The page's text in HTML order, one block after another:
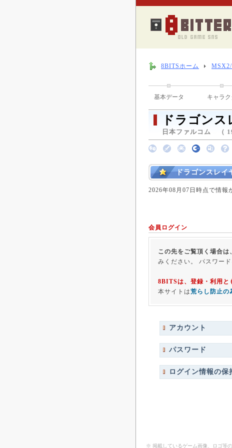
8BITSホーム
基本データ キャラク
ドラゴン
日本ファルコム （
ドラゴンスレイ
2026年08月07日時点で情報
会員ログイン
この先をご覧頂く場合は
みください。 パスワー
8BITSは、登録・利用と
本サイトは荒らし防止の
アカウント
パスワード
ログイン情報の保
※ 掲載しているゲーム画像、ロゴ等